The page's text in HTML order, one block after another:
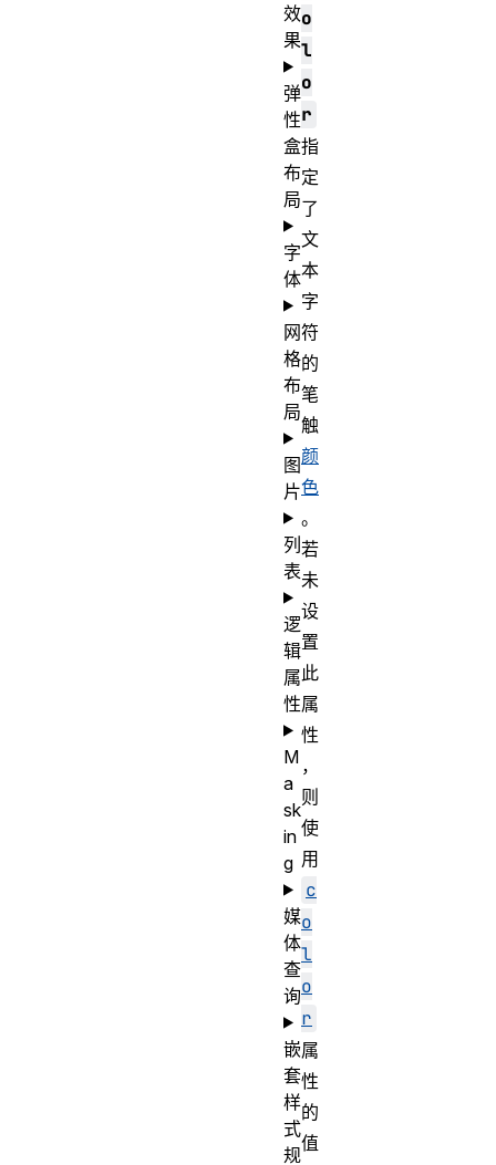
o
l
o
r
指
定
了
文
本
字
符
的
笔
触
颜
色
。
若
未
设
置
此
属
性
，
则
使
用
c
o
l
o
r
属
性
的
值
效
果
弹
性
盒
布
局
字
体
网
格
布
局
图
片
列
表
逻
辑
属
性
M
a
sk
in
g
媒
体
查
询
嵌
套
样
式
规